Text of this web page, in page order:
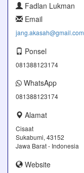
Fadlan Lukman
Email
jang.akasah@gmail.com
Ponsel
081388123174
WhatsApp
081388123174
Alamat
Cisaat
Sukabumi, 43152
Jawa Barat - Indonesia
Website